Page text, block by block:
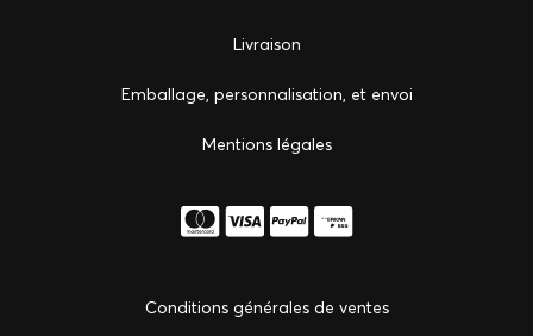
Livraison
Emballage, personnalisation, et envoi
Mentions légales
Conditions générales de ventes